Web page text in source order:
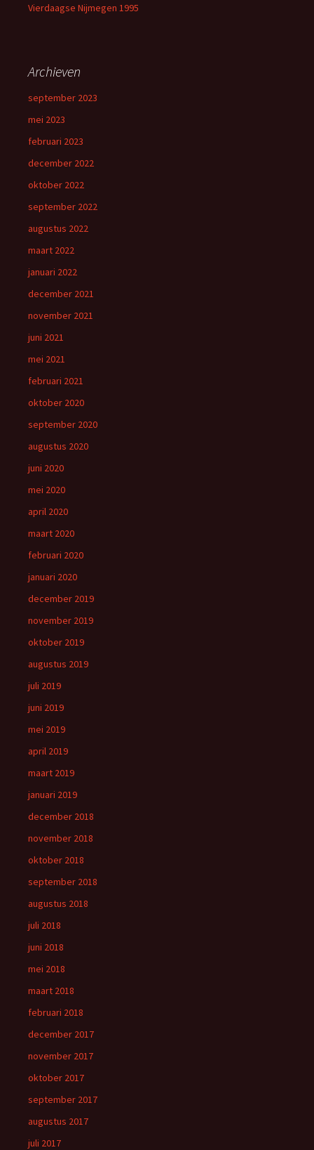
Vierdaagse Nijmegen 1995
Archieven
september 2023
mei 2023
februari 2023
december 2022
oktober 2022
september 2022
augustus 2022
maart 2022
januari 2022
december 2021
november 2021
juni 2021
mei 2021
februari 2021
oktober 2020
september 2020
augustus 2020
juni 2020
mei 2020
april 2020
maart 2020
februari 2020
januari 2020
december 2019
november 2019
oktober 2019
augustus 2019
juli 2019
juni 2019
mei 2019
april 2019
maart 2019
januari 2019
december 2018
november 2018
oktober 2018
september 2018
augustus 2018
juli 2018
juni 2018
mei 2018
maart 2018
februari 2018
december 2017
november 2017
oktober 2017
september 2017
augustus 2017
juli 2017